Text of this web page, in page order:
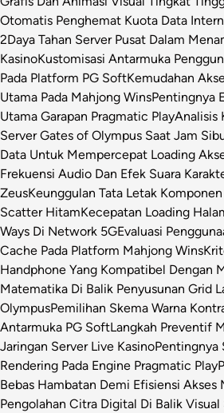
Otomatis Penghemat Kuota Data
2Daya Tahan Server Pusat Dalam
KasinoKustomisasi Antarmuka
Pada Platform PG SoftKemudahan
Utama Pada Mahjong WinsPentingnya
Utama Garapan Pragmatic PlayAnalisis
Server Gates of Olympus Saat Jam
Data Untuk Mempercepat Loading
Frekuensi Audio Dan Efek Suara
ZeusKeunggulan Tata Letak
Scatter HitamKecepatan Loading
Ways Di Network 5GEvaluasi
Cache Pada Platform Mahjong Wins
Handphone Yang Kompatibel Dengan
Matematika Di Balik Penyusunan Grid
OlympusPemilihan Skema Warna
Antarmuka PG SoftLangkah Preventif
Jaringan Server Live KasinoPentingnya
Rendering Pada Engine Pragmatic Play
Bebas Hambatan Demi Efisiensi Akses
Pengolahan Citra Digital Di Balik